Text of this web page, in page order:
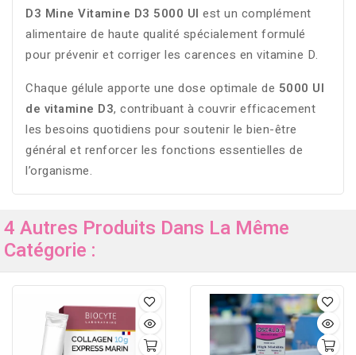
D3 Mine Vitamine D3 5000 UI est un complément
alimentaire de haute qualité spécialement formulé
pour prévenir et corriger les carences en vitamine D.
Chaque gélule apporte une dose optimale de 5000 UI
de vitamine D3, contribuant à couvrir efficacement
les besoins quotidiens pour soutenir le bien-être
général et renforcer les fonctions essentielles de
l’organisme.
4 Autres Produits Dans La Même
Catégorie :